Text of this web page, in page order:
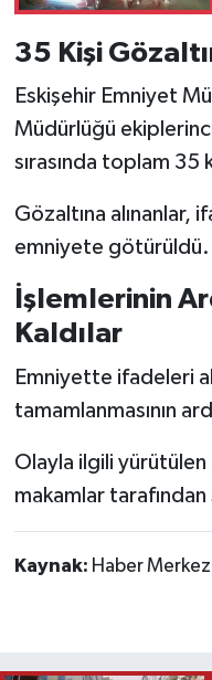
35 Kişi
Eskişehir Emniyet
Müdürlüğü
sırasında toplam 35
Gözaltına alınanlar,
emniyete götürüldü.
İşlemlerinin
Kaldılar
Emniyette ifadeleri
tamamlanmasının
Olayla ilgili
makamlar
Kaynak: Haber